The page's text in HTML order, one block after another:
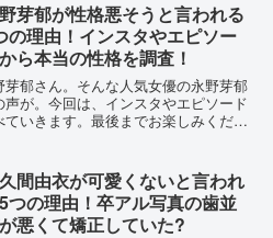
芽郁が性格悪そうと言われる
の理由！インスタやエピソー
ら本当の性格を調査！
郁さん。そんな人気女優の永野芽郁
が。今回は、インスタやエピソード
いきます。最後までお楽しみくださ
間由衣が可愛くないと言われ
つの理由！卒アル写真の歯並
悪くて矯正していた?